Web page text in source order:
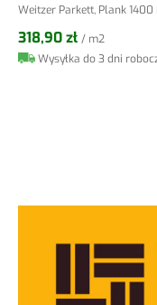
Weitzer Parkett, Plank 1400
318,90 zł / m2
Wysyłka do 3 dni